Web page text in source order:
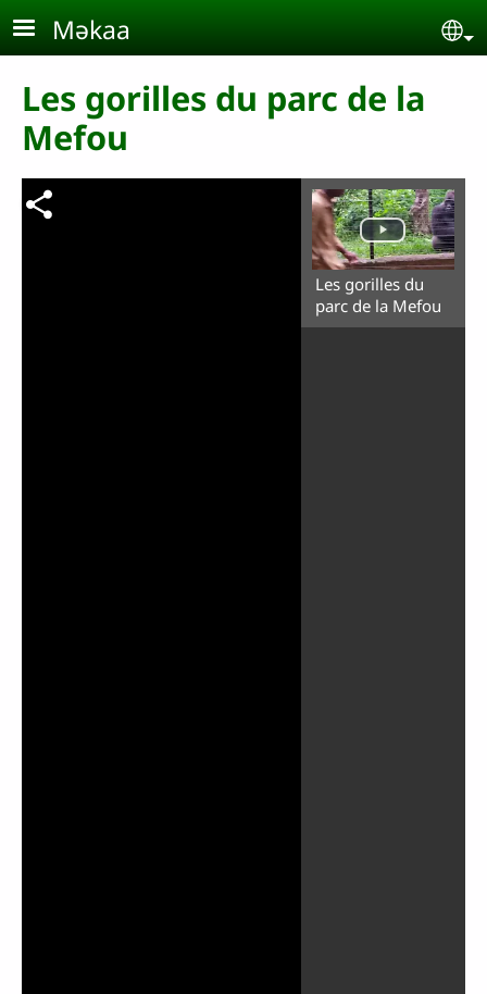
Aller au contenu principal
Məkaa
Les gorilles du parc de la
Mefou
Les gorilles du
parc de la Mefou